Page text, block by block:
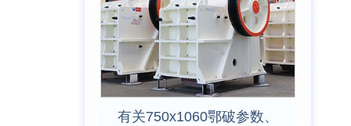
有关750x1060鄂破参数、